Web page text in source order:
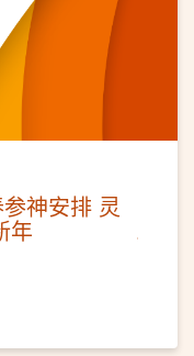
神安排 灵
年